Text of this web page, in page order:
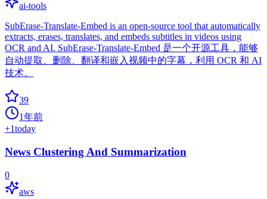
ai-tools
SubErase-Translate-Embed is an open-source tool that automatically
extracts, erases, translates, and embeds subtitles in videos using
OCR and AI. SubErase-Translate-Embed 是一个开源工具，能够
自动提取、删除、翻译和嵌入视频中的字幕，利用 OCR 和 AI
技术。
39
1年前
+1today
News Clustering And Summarization
0
aws